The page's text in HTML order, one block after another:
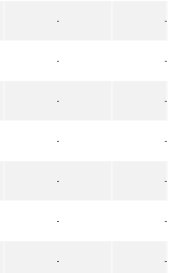
- -
- -
- -
- -
- -
- -
- -